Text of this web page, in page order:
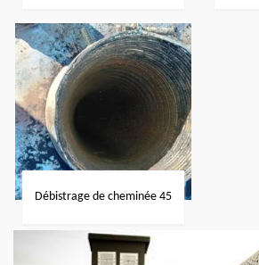
Débistrage de cheminée 45